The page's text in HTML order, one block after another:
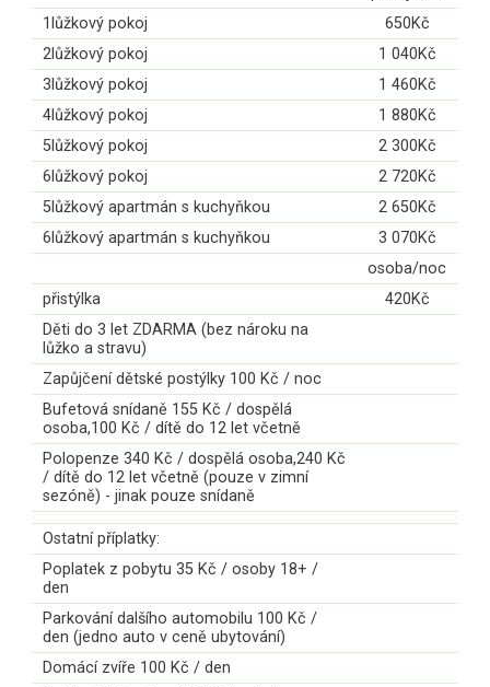
1lůžkový pokoj
650Kč
2lůžkový pokoj
1 040Kč
3lůžkový pokoj
1 460Kč
4lůžkový pokoj
1 880Kč
5lůžkový pokoj
2 300Kč
6lůžkový pokoj
2 720Kč
5lůžkový apartmán s kuchyňkou
2 650Kč
6lůžkový apartmán s kuchyňkou
3 070Kč
osoba/noc
přistýlka
420Kč
Děti do 3 let ZDARMA (bez nároku na
lůžko a stravu)
Zapůjčení dětské postýlky 100 Kč / noc
Bufetová snídaně 155 Kč / dospělá
osoba,100 Kč / dítě do 12 let včetně
Polopenze 340 Kč / dospělá osoba,240 Kč
/ dítě do 12 let včetně (pouze v zimní
sezóně) - jinak pouze snídaně
Ostatní příplatky:
Poplatek z pobytu 35 Kč / osoby 18+ /
den
Parkování dalšího automobilu 100 Kč /
den (jedno auto v ceně ubytování)
Domácí zvíře 100 Kč / den